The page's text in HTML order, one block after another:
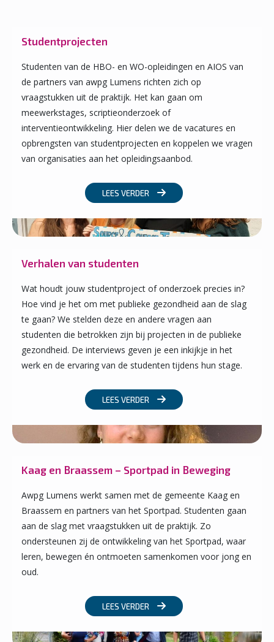
Studentprojecten
Studenten van de HBO- en WO-opleidingen en AIOS van
de partners van awpg Lumens richten zich op
vraagstukken uit de praktijk. Het kan gaan om
meewerkstages, scriptieonderzoek of
interventieontwikkeling. Hier delen we de vacatures en
opbrengsten van studentprojecten en koppelen we vragen
van organisaties aan het opleidingsaanbod.
LEES VERDER
Verhalen van studenten
Wat houdt jouw studentproject of onderzoek precies in?
Hoe vind je het om met publieke gezondheid aan de slag
te gaan? We stelden deze en andere vragen aan
studenten die betrokken zijn bij projecten in de publieke
gezondheid. De interviews geven je een inkijkje in het
werk en de ervaring van de studenten tijdens hun stage.
LEES VERDER
Kaag en Braassem – Sportpad in Beweging
Awpg Lumens werkt samen met de gemeente Kaag en
Braassem en partners van het Sportpad. Studenten gaan
aan de slag met vraagstukken uit de praktijk. Zo
ondersteunen zij de ontwikkeling van het Sportpad, waar
leren, bewegen én ontmoeten samenkomen voor jong en
oud.
LEES VERDER